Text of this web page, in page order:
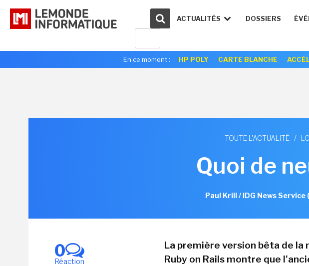
ACTUALITÉS DOSSIERS
En ce moment : HP POLY CARTE BLANCHE
TOUTE L'ACTUALITÉ /
Quoi de
Paul Krill / IDG News
0
Réaction
La première version bêta de la
Ruby on Rails montre que